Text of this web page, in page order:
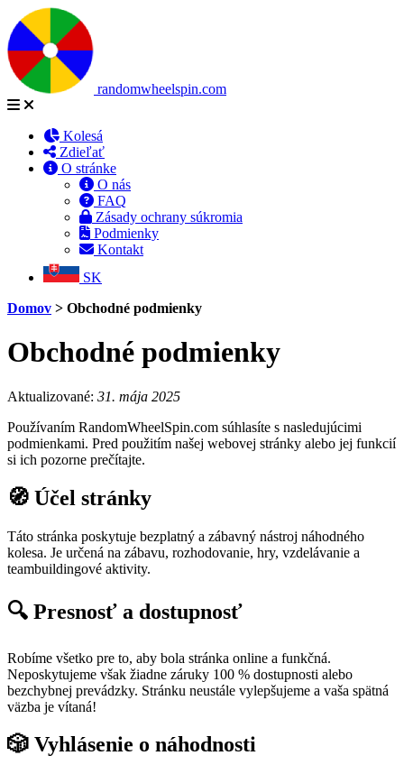
randomwheelspin.com
Kolesá
Zdieľať
O stránke
O nás
FAQ
Zásady ochrany súkromia
Podmienky
Kontakt
SK
Domov > Obchodné podmienky
Obchodné podmienky
Aktualizované: 31. mája 2025
Používaním RandomWheelSpin.com súhlasíte s nasledujúcimi
podmienkami. Pred použitím našej webovej stránky alebo jej funkcií
si ich pozorne prečítajte.
🧭 Účel stránky
Táto stránka poskytuje bezplatný a zábavný nástroj náhodného
kolesa. Je určená na zábavu, rozhodovanie, hry, vzdelávanie a
teambuildingové aktivity.
🔍 Presnosť a dostupnosť
Robíme všetko pre to, aby bola stránka online a funkčná.
Neposkytujeme však žiadne záruky 100 % dostupnosti alebo
bezchybnej prevádzky. Stránku neustále vylepšujeme a vaša spätná
väzba je vítaná!
🎲 Vyhlásenie o náhodnosti